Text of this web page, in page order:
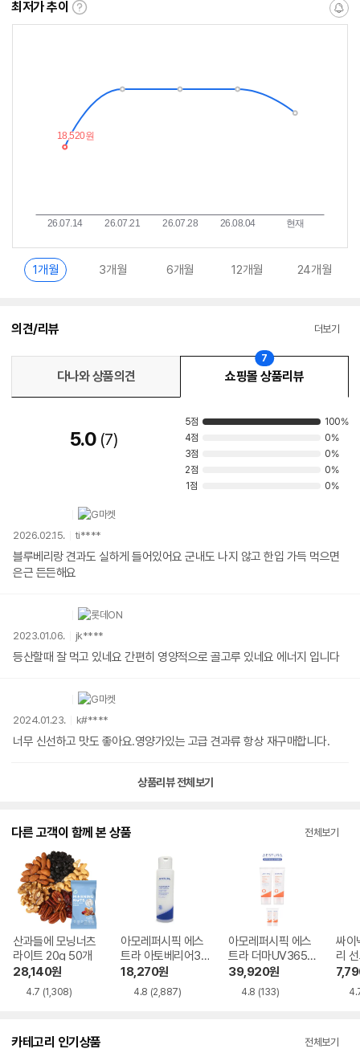
최저가 추이
최
알
1개월 3개월 6개월 12개월 24개월
의견/리뷰 더보기
다나와 상품의견 쇼핑몰 상품리뷰
7
5.0 7
5점
100%
4점
0%
3점
0%
2점
0%
1점
0%
2026.02.15. ti****
블루베리랑 견과도 실하게 들어있어요 군내도 나지 않고 한입 가득 먹으면
은근 든든해요
2023.01.06. jk****
등산할때 잘 먹고 있네요 간편히 영양적으로 골고루 있네요 에너지 입니다
2024.01.23. k#****
너무 신선하고 맛도 좋아요.영양가있는 고급 견과류 항상 재구매합니다.
상품리뷰 전체보기
다른 고객이 함께 본 상품 전체보기
산과들에 모닝너츠
라이트 20g 50개
28,140원
4.7 (1,308)
아모레퍼시픽 에스
트라 아토베리어36
5 하이드로 에센스
200ml 1개
18,270원
4.8 (2,887)
아모레퍼시픽 에스
트라 더마UV365
비타C 광채수분 선
크림 40ml 2개
39,920원
4.8 (133)
싸이
리
2개
카테고리 인기상품 전체보기